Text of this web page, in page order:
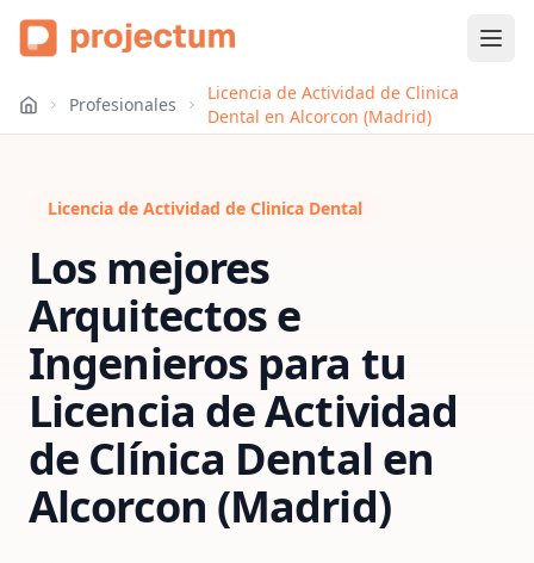
Profesionales
Licencia de Actividad de Clinica
Dental en Alcorcon (Madrid)
Licencia de Actividad de Clinica Dental
Los mejores
Arquitectos e
Ingenieros para tu
Licencia de Actividad
de Clínica Dental en
Alcorcon (Madrid)